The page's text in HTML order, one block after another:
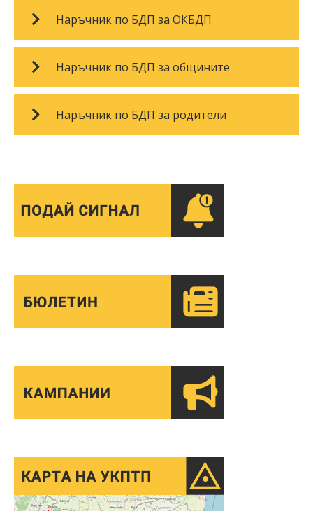
Наръчник по БДП за ОКБДП
Наръчник по БДП за общините
Наръчник по БДП за родители